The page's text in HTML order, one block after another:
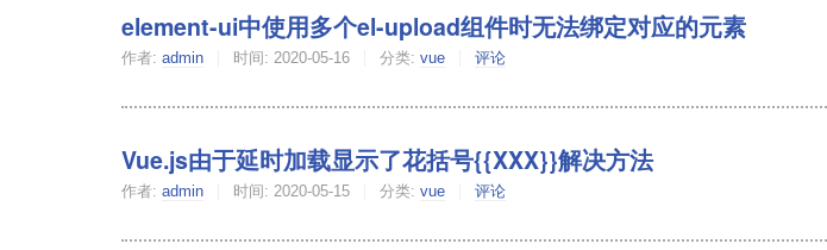
element-ui中使用多个el-upload组件时无法绑定对应的元素
作者: admin 时间: 2020-05-16 分类: vue 评论
Vue.js由于延时加载显示了花括号{{XXX}}解决方法
作者: admin 时间: 2020-05-15 分类: vue 评论